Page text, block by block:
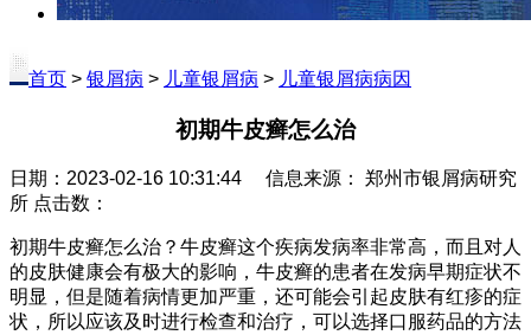
首页 > 银屑病 > 儿童银屑病 > 儿童银屑病病因
初期牛皮癣怎么治
日期：2023-02-16 10:31:44 信息来源： 郑州市银屑病研究
所 点击数：
初期牛皮癣怎么治？牛皮癣这个疾病发病率非常高，而且对人
的皮肤健康会有极大的影响，牛皮癣的患者在发病早期症状不
明显，但是随着病情更加严重，还可能会引起皮肤有红疹的症
状，所以应该及时进行检查和治疗，可以选择口服药品的方法